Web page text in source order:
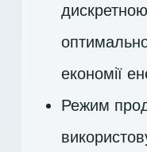
економії
Режим